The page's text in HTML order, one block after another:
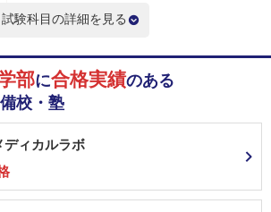
学校推薦型選抜Ⅱ（一般枠）
学校推薦型選抜Ⅱ（地域枠）
学校推薦型選抜Ⅱ（みらい医療枠）
一般
大学 一般選抜A（4科目型）
大学 静岡地域枠
大学 長崎地域枠
理科
試験科目の詳細を見る
部に合格実績のある
校・塾
ディカルラボ